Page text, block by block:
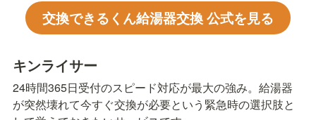
交換できるくん給湯器交換 公式を見る
キンライサー
24時間365日受付のスピード対応が最大の強み。給湯器
が突然壊れて今すぐ交換が必要という緊急時の選択肢と